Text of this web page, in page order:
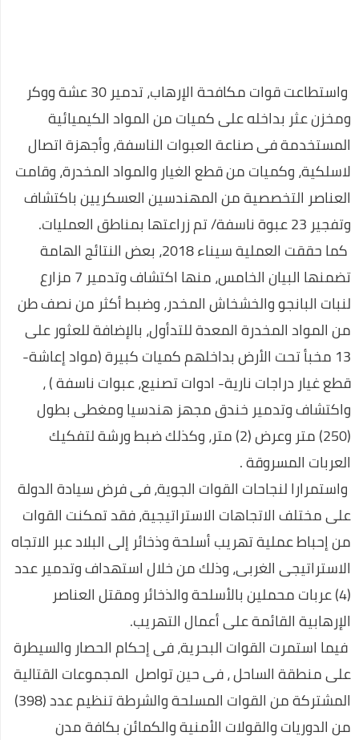
الحركات المرورية التي تسهل عليكي السواقة
تطعيم سولك ضد شلل الاطفال
واستطاعت قوات مكافحة الإرهاب، تدمير 30 عشة ووكر
ومخزن عثر بداخله على كميات من المواد الكيميائية
المستخدمة فى صناعة العبوات الناسفة، وأجهزة اتصال
لاسلكية، وكميات من قطع الغيار والمواد المخدرة، وقامت
العناصر التخصصية من المهندسين العسكريين باكتشاف
وتفجير 23 عبوة ناسفة/ تم زراعتها بمناطق العمليات.
كما حققت العملية سيناء 2018، بعض النتائج الهامة
تضمنها البيان الخامس، منها اكتشاف وتدمير 7 مزارع
لنبات البانجو والخشخاش المخدر، وضبط أكثر من نصف طن
من المواد المخدرة المعدة للتدأول، بالإضافة للعثور على
13 مخبأ تحت الأرض بداخلهم كميات كبيرة (مواد إعاشة-
قطع غيار دراجات نارية- ادوات تصنيع، عبوات ناسفة ) ،
واكتشاف وتدمير خندق مجهز هندسيا ومغطى بطول
(250) متر وعرض (2) متر، وكذلك ضبط ورشة لتفكيك
العربات المسروقة .
واستمرارا لنجاحات القوات الجوية، فى فرض سيادة الدولة
على مختلف الاتجاهات الاستراتيجية، فقد تمكنت القوات
من إحباط عملية تهريب أسلحة وذخائر إلى البلاد عبر الاتجاه
الاستراتيجى الغربى، وذلك من خلال استهداف وتدمير عدد
(4) عربات محملين بالأسلحة والذخائر ومقتل العناصر
الإرهابية القائمة على أعمال التهريب.
فيما استمرت القوات البحرية، فى إحكام الحصار والسيطرة
على منطقة الساحل ، فى حين تواصل المجموعات القتالية
المشتركة من القوات المسلحة والشرطة تنظيم عدد (398)
من الدوريات والقولات الأمنية والكمائن بكافة مدن